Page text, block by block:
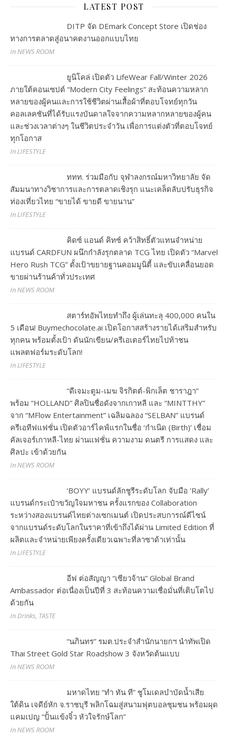
LATEST POST
DITP จัด DEmark Concept Store เปิดช่อง
ทางการตลาดสู่อนาคตงานออกแบบไทย
In NEWS ROOM
ยูนิโคล่ เปิดตัว LifeWear Fall/Winter 2026
ภายใต้คอนเซปต์ “Modern City Feelings” สะท้อนความหลาก
หลายของผู้คนและการใช้ชีวิตผ่านเสื้อผ้าที่ตอบโจทย์ทุกวัน
คอลเลคชันที่ได้รับแรงบันดาลใจจากความหลากหลายของผู้คน
และช่วงเวลาต่างๆ ในชีวิตประจำวัน เพื่อการแต่งตัวที่ตอบโจทย์
ทุกโอกาส
In LIFESTYLE
ททท. ร่วมมือกับ จุฬาลงกรณ์มหาวิทยาลัย จัด
สัมมนาทางวิชาการและการตลาดเชิงรุก แนะเคล็ดลับปรับธุรกิจ
ท่องเที่ยวไทย “ขายได้ ขายดี ขายนาน”
In LIFESTYLE
คิดซ์ แอนด์ คิทซ์ คว้าสิทธิ์ตัวแทนจำหน่าย
แบรนด์ CARDFUN ผนึกกำลังรุกตลาด TCG ไทย เปิดตัว “Marvel
Hero Rush TCG” ตั้งเป้าขยายฐานคอมมูนิตี้ และขับเคลื่อนยอด
ขายผ่านร้านค้าทั่วประเทศ
In NEWS ROOM
สตาร์ทอัพไทยทำถึง ผู้เล่นทะลุ 400,000 คนใน
5 เดือน! Buymechocolate.ai เปิดโอกาสสร้างรายได้เสริมสำหรับ
ทุกคน พร้อมตั้งเป้า ดันนักเขียน/ครีเอเตอร์ไทยไปท้าชน
แพลตฟอร์มระดับโลก!
In LIFESTYLE
“ดีเจมะตูม-เมฆ จิรกิตต์-พิกเล็ต ชาราฎา”
พร้อม “HOLLAND” ศิลปินชื่อดังจากเกาหลี และ “MINTTHY”
จาก “MFlow Entertainment” เฉลิมฉลอง “SELBAN” แบรนด์
ครีเอทีฟแฟชั่น เปิดตัวอาร์ไคฟ์แรกในชื่อ ‘กำเนิด (Birth)’ เชื่อม
คัลเจอร์เกาหลี-ไทย ผ่านแฟชั่น ความงาม ดนตรี การแสดง และ
ศิลปะ เข้าด้วยกัน
In NEWS ROOM
‘BOYY’ แบรนด์ลักชูรีระดับโลก จับมือ ‘Rally’
แบรนด์กระเป๋าขวัญใจมหาชน ครั้งแรกของ Collaboration
ระหว่างสองแบรนด์ไทยต่างเซกเมนต์ เปิดประสบการณ์ดีไซน์
จากแบรนด์ระดับโลกในราคาที่เข้าถึงได้ผ่าน Limited Edition ที่
ผลิตและจำหน่ายเพียงครั้งเดียวเฉพาะที่ลาซาด้าเท่านั้น
In LIFESTYLE
อีฟ ต่อสัญญา “เซียวจ้าน” Global Brand
Ambassador ต่อเนื่องเป็นปีที่ 3 สะท้อนความเชื่อมั่นที่เติบโตไป
ด้วยกัน
In Drinks, TASTE
“นภินทร” รมต.ประจำสำนักนายกฯ นำทัพเปิด
Thai Street Gold Star Roadshow 3 จังหวัดต้นแบบ
In NEWS ROOM
มหาดไทย “ทำ ทัน ที” ชูโมเดลบำบัดน้ำเสีย
ใต้ดิน เจดีย์หัก จ.ราชบุรี พลิกโฉมสู่สนามฟุตบอลชุมชน พร้อมผุด
แคมเปญ “ปั้นแข้งจิ๋ว หัวใจรักษ์โลก”
In NEWS ROOM